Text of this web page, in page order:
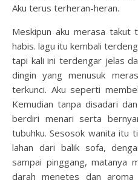
Aku terus terheran-heran.
Meskipun aku merasa takut
habis. lagu itu kembali
tapi kali ini terdengar jelas
dingin yang menusuk
terkunci. Aku seperti
Kemudian tanpa disadari
berdiri menari serta
tubuhku. Sesosok wanita itu
lahan dari balik sofa,
sampai pinggang, matanya
darah menetes dan